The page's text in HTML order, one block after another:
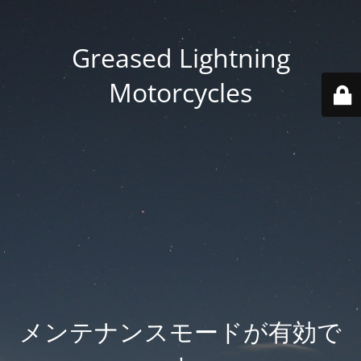
Greased Lightning
Motorcycles
メンテナンスモードが有効で